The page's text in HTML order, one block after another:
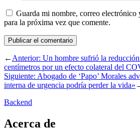
Guarda mi nombre, correo electrónico
para la próxima vez que comente.
←Anterior: Un hombre sufrió la
centímetros por un efecto colateral del
Siguiente: Abogado de ‘Papo’ Morales
interna de urgencia podría perder la vida»
Backend
Acerca de